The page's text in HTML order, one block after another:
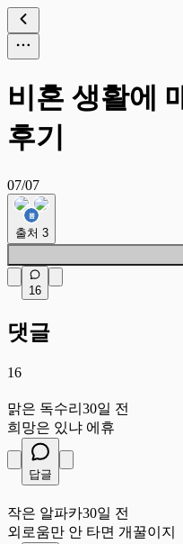
비혼 생활에
후기
07/07
출처 3
16
댓글
16
맑은 독수리 30일 전
희망은 있냐 에휴
답글
작은 알파카30일 전
외로움만 안 타면 개꿀이지